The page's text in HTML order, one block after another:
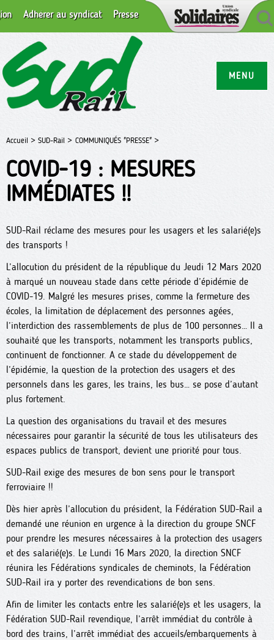
MENU
Adhérer au syndicat Presse
Accueil > SUD-Rail > COMMUNIQUÉS "PRESSE" >
COVID-19 : MESURES
IMMÉDIATES !!
SUD-Rail réclame des mesures pour les usagers et les salarié(e)s
des transports !
L’allocution du président de la république du Jeudi 12 Mars 2020
à marqué un nouveau stade dans cette période d’épidémie de
COVID-19. Malgré les mesures prises, comme la fermeture des
écoles, la limitation de déplacement des personnes agées,
l’interdiction des rassemblements de plus de 100 personnes… Il a
souhaité que les transports, notamment les transports publics,
continuent de fonctionner. A ce stade du développement de
l’épidémie, la question de la protection des usagers et des
personnels dans les gares, les trains, les bus… se pose d’autant
plus fortement.
La question des organisations du travail et des mesures
nécessaires pour garantir la sécurité de tous les utilisateurs des
espaces publics de transport, devient une priorité pour tous.
SUD-Rail exige des mesures de bon sens pour le transport
ferroviaire !!
Dès hier après l’allocution du président, la Fédération SUD-Rail a
demandé une réunion en urgence à la direction du groupe SNCF
pour prendre les mesures nécessaires à la protection des usagers
et des salarié(e)s. Le Lundi 16 Mars 2020, la direction SNCF
réunira les Fédérations syndicales de cheminots, la Fédération
SUD-Rail ira y porter des revendications de bon sens.
Afin de limiter les contacts entre les salarié(e)s et les usagers, la
Fédération SUD-Rail revendique, l’arrêt immédiat du contrôle à
bord des trains, l’arrêt immédiat des accueils/embarquements à